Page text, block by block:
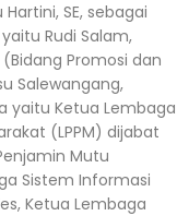
SE, sebagai
Rudi Salam,
(Bidang Promosi dan
Salewangang,
yaitu Ketua Lembaga
(LPPM) dijabat
Mutu
Sistem Informasi
Ketua Lembaga